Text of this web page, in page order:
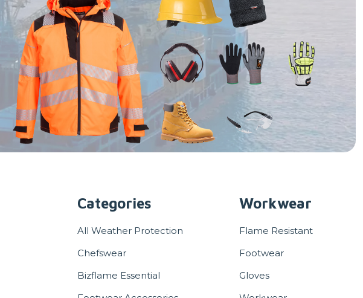
Categories
All Weather Protection
Chefswear
Bizflame Essential
Workwear
Flame Resistant
Footwear
Gloves